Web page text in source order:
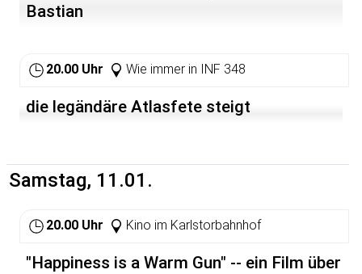
Bastian
20.00 Uhr Wie immer in INF 348
die legändäre Atlasfete steigt
Samstag, 11.01.
20.00 Uhr Kino im Karlstorbahnhof
"Happiness is a Warm Gun" -- ein Film über